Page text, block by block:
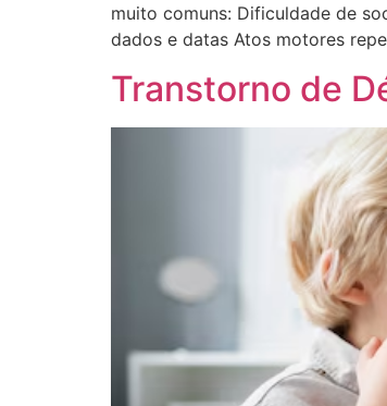
muito comuns: Dificuldade de
dados e datas Atos motores
Transtorno de